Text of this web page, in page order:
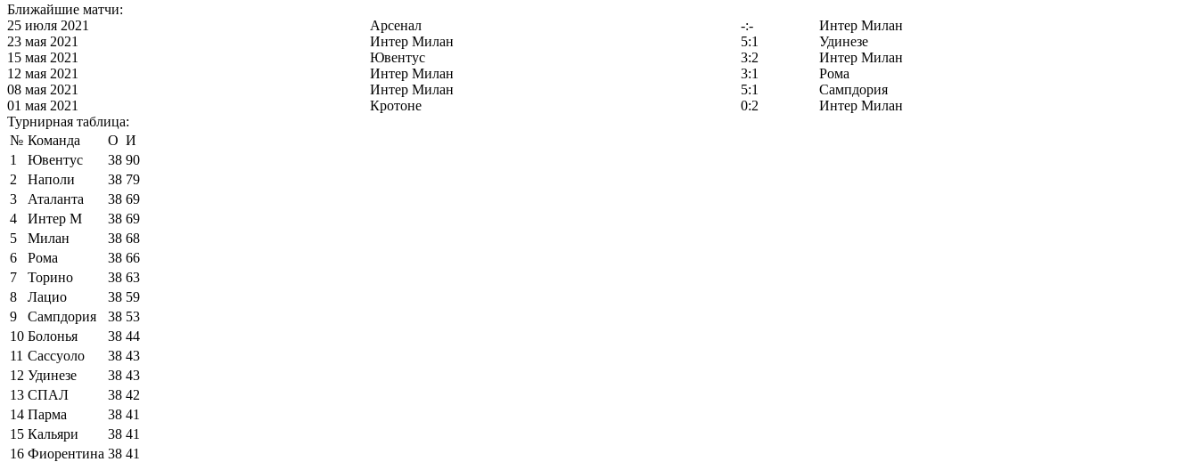
Ближайшие матчи:
25 июля 2021
Арсенал -:-
Интер Милан
23 мая 2021
Интер Милан 5:1
Удинезе
15 мая 2021
Ювентус 3:2
Интер Милан
12 мая 2021
Интер Милан 3:1
Рома
08 мая 2021
Интер Милан 5:1
Сампдория
01 мая 2021
Кротоне 0:2
Интер Милан
Турнирная таблица:
№ Команда О И
1
Ювентус 38 90
2
Наполи 38 79
3
Аталанта 38 69
4
Интер М 38 69
5
Милан 38 68
6
Рома 38 66
7
Торино 38 63
8
Лацио 38 59
9
Сампдория 38 53
10 Болонья 38 44
11 Сассуоло 38 43
12 Удинезе 38 43
13 СПАЛ 38 42
14 Парма 38 41
15 Кальяри 38 41
16 Фиорентина 38 41